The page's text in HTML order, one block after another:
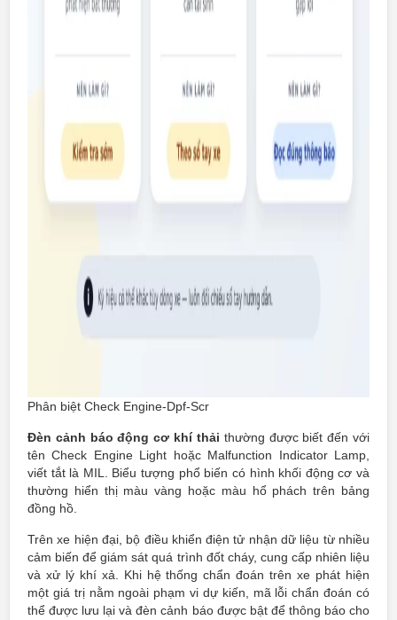
Phân biệt Check Engine-Dpf-Scr
Đèn cảnh báo động cơ khí thải thường được biết đến với
tên Check Engine Light hoặc Malfunction Indicator Lamp,
viết tắt là MIL. Biểu tượng phổ biến có hình khối động cơ và
thường hiển thị màu vàng hoặc màu hổ phách trên bảng
đồng hồ.
Trên xe hiện đại, bộ điều khiển điện tử nhận dữ liệu từ nhiều
cảm biến để giám sát quá trình đốt cháy, cung cấp nhiên liệu
và xử lý khí xả. Khi hệ thống chẩn đoán trên xe phát hiện
một giá trị nằm ngoài phạm vi dự kiến, mã lỗi chẩn đoán có
thể được lưu lại và đèn cảnh báo được bật để thông báo cho